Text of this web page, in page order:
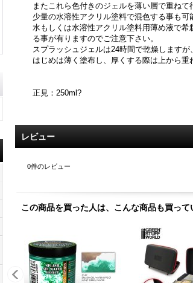
またこれら色付きのジェルを薄い層で重ねて
少量の水溶性アクリル塗料で混色する事も可
水もしくは水溶性アクリル塗料用薄め液で
る事が有りますのでご注意下さい。
スプラッシュジェルは24時間で乾燥しますが
はじめは薄く塗布し、厚くする際は上から重
正見：250ml?
レビュー
0件のレビュー
この商品を買った人は、こんな商品も買って